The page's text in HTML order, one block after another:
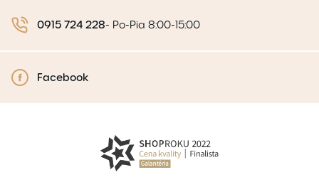
0915 724 228- Po-Pia 8:00-15:00
Facebook